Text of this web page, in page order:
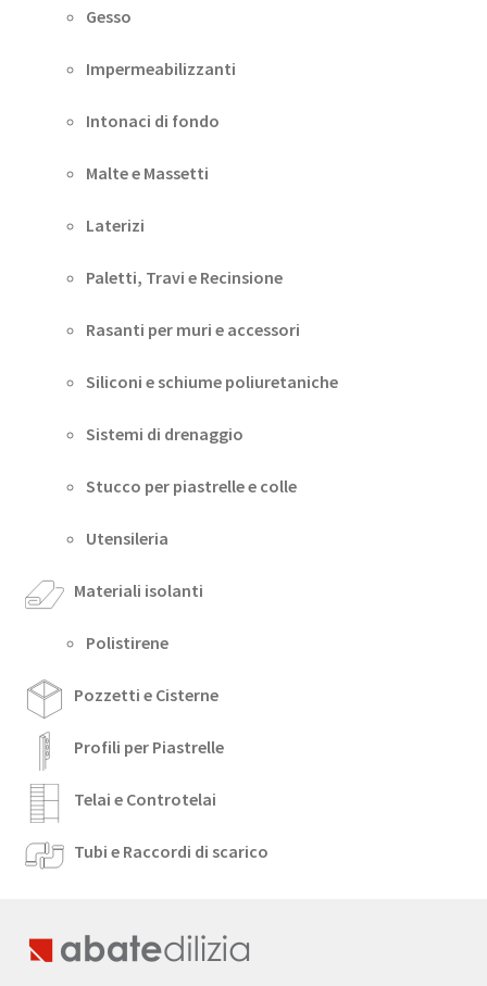
Gesso
Impermeabilizzanti
Intonaci di fondo
Malte e Massetti
Laterizi
Paletti, Travi e Recinsione
Rasanti per muri e accessori
Siliconi e schiume poliuretaniche
Sistemi di drenaggio
Stucco per piastrelle e colle
Utensileria
Materiali isolanti
Polistirene
Pozzetti e Cisterne
Profili per Piastrelle
Telai e Controtelai
Tubi e Raccordi di scarico